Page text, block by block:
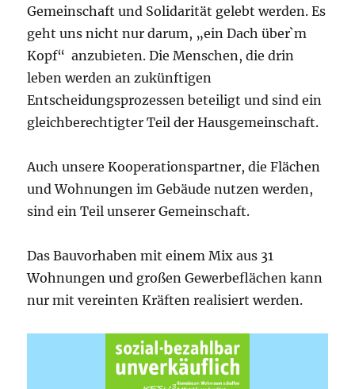
Gemeinschaft und Solidarität gelebt werden. Es
geht uns nicht nur darum, „ein Dach über`m
Kopf“ anzubieten. Die Menschen, die drin
leben werden an zukünftigen
Entscheidungsprozessen beteiligt und sind ein
gleichberechtigter Teil der Hausgemeinschaft.
Auch unsere Kooperationspartner, die Flächen
und Wohnungen im Gebäude nutzen werden,
sind ein Teil unserer Gemeinschaft.
Das Bauvorhaben mit einem Mix aus 31
Wohnungen und großen Gewerbeflächen kann
nur mit vereinten Kräften realisiert werden.